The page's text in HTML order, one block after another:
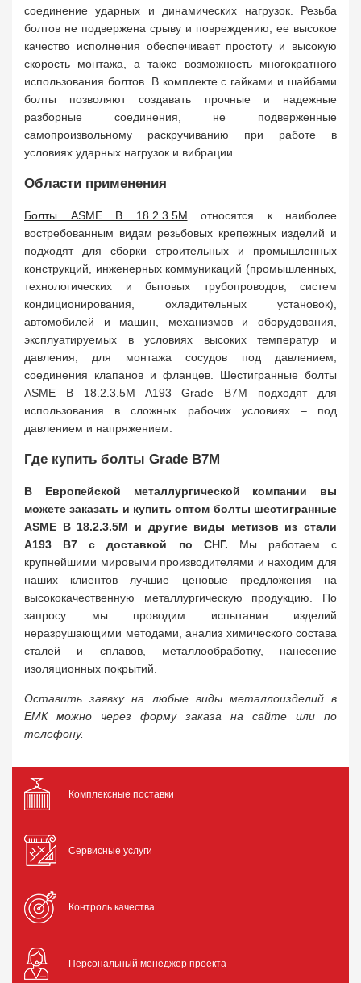
соединение ударных и динамических нагрузок. Резьба
болтов не подвержена срыву и повреждению, ее высокое
качество исполнения обеспечивает простоту и высокую
скорость монтажа, а также возможность многократного
использования болтов. В комплекте с гайками и шайбами
болты позволяют создавать прочные и надежные
разборные соединения, не подверженные
самопроизвольному раскручиванию при работе в
условиях ударных нагрузок и вибрации.
Области применения
Болты ASME B 18.2.3.5M относятся к наиболее
востребованным видам резьбовых крепежных изделий и
подходят для сборки строительных и промышленных
конструкций, инженерных коммуникаций (промышленных,
технологических и бытовых трубопроводов, систем
кондиционирования, охладительных установок),
автомобилей и машин, механизмов и оборудования,
эксплуатируемых в условиях высоких температур и
давления, для монтажа сосудов под давлением,
соединения клапанов и фланцев. Шестигранные болты
ASME B 18.2.3.5M A193 Grade B7M подходят для
использования в сложных рабочих условиях – под
давлением и напряжением.
Где купить болты Grade B7M
В Европейской металлургической компании вы
можете заказать и купить оптом болты шестигранные
ASME B 18.2.3.5M и другие виды метизов из стали
A193 B7 с доставкой по СНГ. Мы работаем с
крупнейшими мировыми производителями и находим для
наших клиентов лучшие ценовые предложения на
высококачественную металлургическую продукцию. По
запросу мы проводим испытания изделий
неразрушающими методами, анализ химического состава
сталей и сплавов, металлообработку, нанесение
изоляционных покрытий.
Оставить заявку на любые виды металлоизделий в
ЕМК можно через форму заказа на сайте или по
телефону.
Комплексные поставки
Сервисные услуги
Контроль качества
Персональный менеджер проекта